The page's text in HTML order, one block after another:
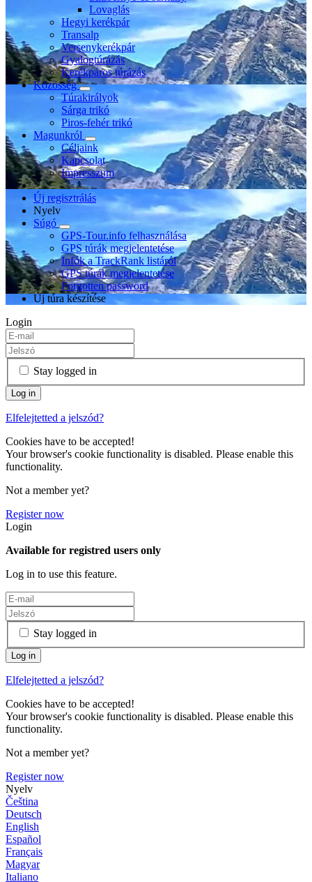
Lovaglás
Hegyi kerékpár
Transalp
Versenykerékpár
Gyalogtúrázás
Kerékpáros túrázás
Közösség
Túrakirályok
Sárga trikó
Piros-fehér trikó
Magunkról
Céljaink
Kapcsolat
Impresszum
Új regisztrálás
Nyelv
Súgó
GPS-Tour.info felhasználása
GPS túrák megjelentetése
Infók a TrackRank listáról
GPS túrák megjelentetése
Forgotten password
Új túra készítése
Login
Stay logged in
Elfelejtetted a jelszód?
Cookies have to be accepted!
Your browser's cookie functionality is disabled. Please enable this
functionality.
Not a member yet?
Register now
Login
Available for registred users only
Log in to use this feature.
Stay logged in
Elfelejtetted a jelszód?
Cookies have to be accepted!
Your browser's cookie functionality is disabled. Please enable this
functionality.
Not a member yet?
Register now
Nyelv
Čeština
Deutsch
English
Español
Français
Magyar
Italiano